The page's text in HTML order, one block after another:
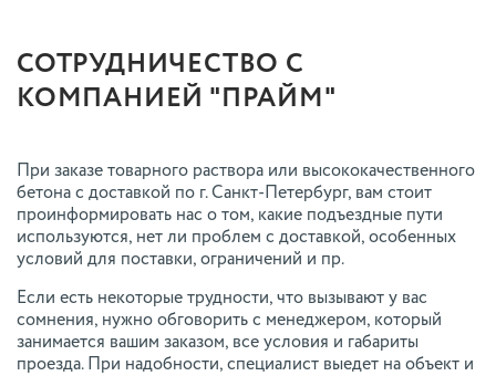
СОТРУДНИЧЕСТВО С
КОМПАНИЕЙ "ПРАЙМ"
При заказе товарного раствора или высококачественного
бетона с доставкой по г. Санкт-Петербург, вам стоит
проинформировать нас о том, какие подъездные пути
используются, нет ли проблем с доставкой, особенных
условий для поставки, ограничений и пр.
Если есть некоторые трудности, что вызывают у вас
сомнения, нужно обговорить с менеджером, который
занимается вашим заказом, все условия и габариты
проезда. При надобности, специалист выедет на объект и